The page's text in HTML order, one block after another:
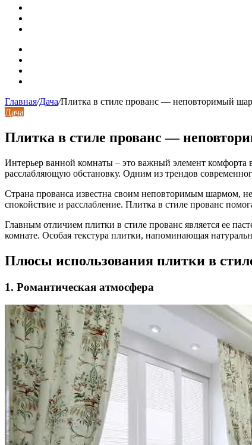
Главная/Дача/Плитка в стиле прованс — неповторимый
Дача
Плитка в стиле прованс —
Интерьер ванной комнаты – это важный элемент
расслабляющую обстановку. Одним из трендов
Страна прованса известна своим неповторимым шармом,
спокойствие и расслабление. Плитка в стиле прованс
Главным отличием плитки в стиле прованс является ее
комнате. Особая текстура плитки, напоминающая
Плюсы использования плитки в
1. Романтическая атмосфера